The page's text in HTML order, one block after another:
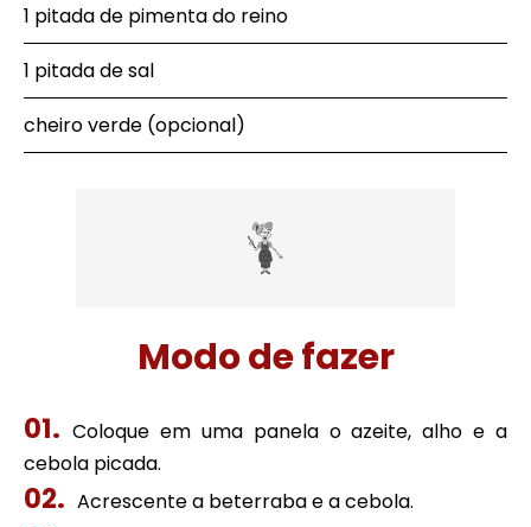
1 pitada de pimenta do reino
1 pitada de sal
cheiro verde (opcional)
Modo de fazer
Coloque em uma panela o azeite, alho e a
cebola picada.
Acrescente a beterraba e a cebola.